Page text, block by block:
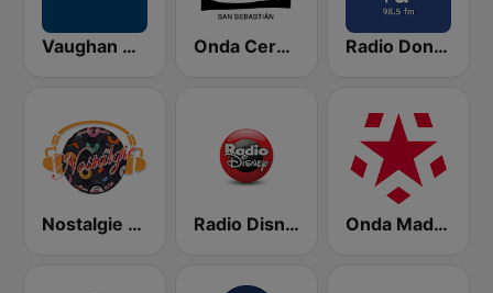
Vaughan Radio Onda Cero San Sebastián Radio Donosti
Nostalgie New York Radio Disney Onda Madrid